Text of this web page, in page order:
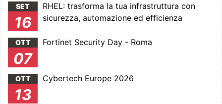
SET
16
RHEL: trasforma la tua infrastruttura con
sicurezza, automazione ed efficienza
OTT
07
Fortinet Security Day - Roma
OTT
13
Cybertech Europe 2026